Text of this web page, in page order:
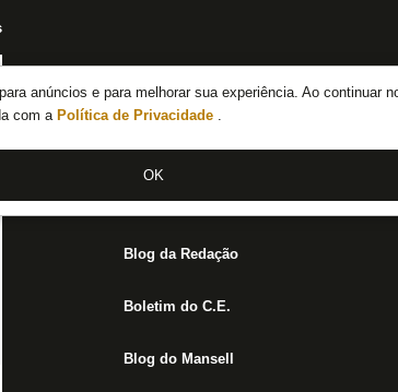
anúncios e para melhorar sua experiência. Ao continuar
com a Política de Privacidade .
OK
Notícias do Botafogo
Fórum
Jogos
Blog da Redação
Boletim do C.E.
Blog do Mansell